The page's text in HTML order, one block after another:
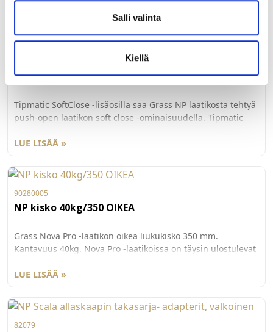
Salli valinta
Kiellä
itsekierteittäviä asennusruuveja (3,5x7,5 mm), joille
tehdään d.3mm esireiät. 186 mm korkealle sisälaatikolle
tarvitset vielä lisäksi lisäkiinnikkeen G81089 etusarjan
NP TMSC setti
Tipmatic SoftClose -lisäosilla saa Grass NP laatikosta tehtyä
push-open laatikon soft close -ominaisuudella. Tipmatic
käytöstä. Ponnahdusvoimaa voi säätää kolmelle eri
81013, ja yli 800mm leveissä laatikoissa suositellaan
käytettäväksi lisäksi synkronointitangon tukea 81014.
LUE LISÄÄ »
90280005
NP kisko 40kg/350 OIKEA
Grass Nova Pro -laatikon oikea liukukisko 350 mm.
Kantavuus 40kg. Nova Pro -laatikoissa on täysin ulostulevat
sulkeutuminen ja synkronoitu kiskon rakenne tarjoavat
LUE LISÄÄ »
82079